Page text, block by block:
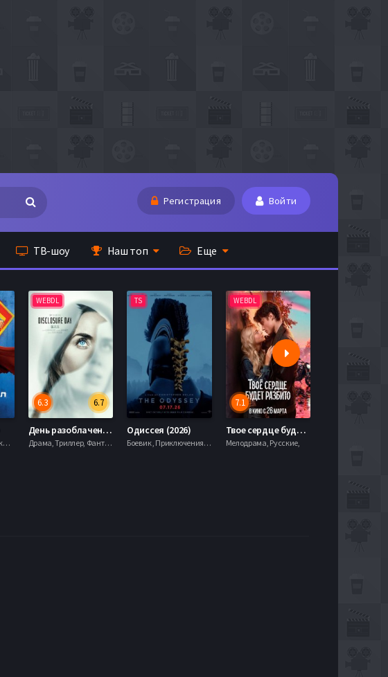
Регистрация Войти
ТВ-шоу Наш топ Еще
Боевик , Драма, Приключения, Фантастика,
WEBDL
6.7
6.3
День разоблачения (2026)
Драма, Триллер, Фантастика,
TS
Одиссея (2026)
Боевик , Приключения, Фэнтези,
WEBDL
7.1
Твое сердце будет разбито (2026)
Мелодрама, Русские,